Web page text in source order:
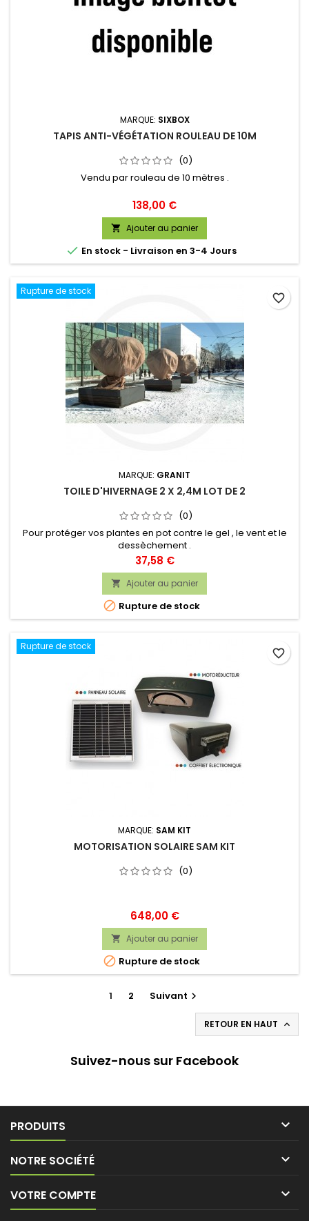
MARQUE: SIXBOX
TAPIS ANTI-VÉGÉTATION ROULEAU DE 10M
(0)
Vendu par rouleau de 10 mètres .
Prix
138,00 €
 Ajouter au panier
 En stock - Livraison en 3-4 Jours
Rupture de stock
MARQUE: GRANIT
TOILE D'HIVERNAGE 2 X 2,4M LOT DE 2
(0)
Pour protéger vos plantes en pot contre le gel , le vent et le
dessèchement .
Prix
37,58 €
 Ajouter au panier
 Rupture de stock
favorite_border
Rupture de stock
MARQUE: SAM KIT
MOTORISATION SOLAIRE SAM KIT
(0)
Prix
648,00 €
 Ajouter au panier
 Rupture de stock
favorite_border
1 2 Suivant 
RETOUR EN HAUT 
Suivez-nous sur Facebook
PRODUITS 
NOTRE SOCIÉTÉ 
VOTRE COMPTE 